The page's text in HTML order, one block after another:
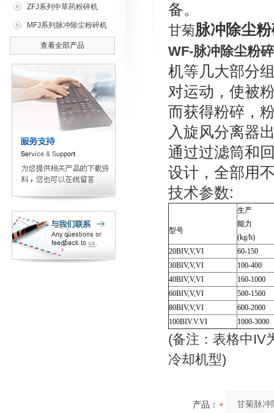
ZFJ系列中草药粉碎机
MFJ系列脉冲除尘粉碎机
查看全部产品
备。
甘菊脉冲除尘
WF-脉冲除尘粉
机等几大部分
对运动，使被
而获得粉碎，
入旋风分离器
通过过滤筒和
设计，全部用
技术参数:
型号
生产
能力
(kg/h)
20BIV,V,VI
60-150
30BIV,V,VI
100-400
40BIV,V,VI
160-1000
60BIV,V,VI
500-1500
80BIV,V,VI
600-2000
100BIV.V.VI
1000-3000
(备注：表格中IV
冷却机型)
产品：